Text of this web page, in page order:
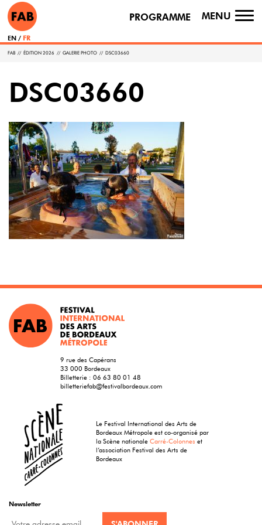
PROGRAMME MENU
EN FR
FAB // ÉDITION 2026 // GALERIE PHOTO // DSC03660
DSC03660
9 rue des Capérans
33 000 Bordeaux
Billetterie : 06 63 80 01 48
billetteriefab@festivalbordeaux.com
Le Festival International des Arts de
Bordeaux Métropole est co-organisé par
la Scène nationaleCarré-Colonnes et
l’association Festival des Arts de
Bordeaux
Newsletter